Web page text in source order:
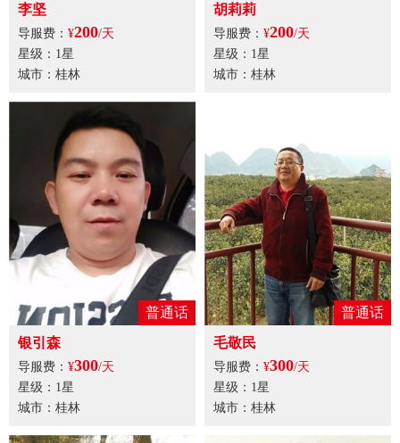
李坚
导服费： ¥200/天
星级：1星
城市：桂林
胡莉莉
导服费： ¥200/天
星级：1星
城市：桂林
普通话
银引森
导服费： ¥300/天
星级：1星
城市：桂林
普通话
毛敬民
导服费： ¥300/天
星级：1星
城市：桂林